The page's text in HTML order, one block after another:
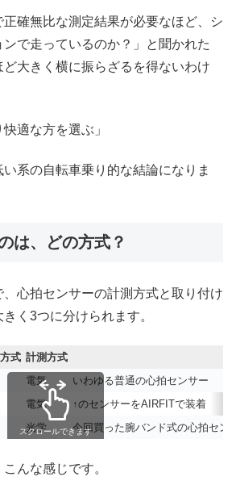
確無比な測定結果が必要なほど、シ
ンで走っているのか？」と聞かれた
大きく横に振らざるを得ないわけ
適な方を選ぶ」
系の自転車乗り的な結論になりま
は、どの方式？
心拍センサーの計測方式と取り付け
く3つに分けられます。
式 計測方式
電気
いわゆる普通の心拍センサー
電気
↑のセンサーをAIRFITで装着
光学 今回買った腕バンド式の心拍セン
スクロールできます
んな感じです。